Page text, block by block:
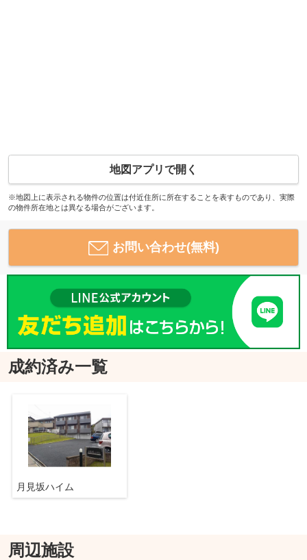
地図アプリで開く
※地図上に表示される物件の位置は付近住所に所在することを表すものであり、実際
の物件所在地とは異なる場合がございます。
お問い合わせ(無料)
成約済み一覧
月見坂ハイム
周辺施設